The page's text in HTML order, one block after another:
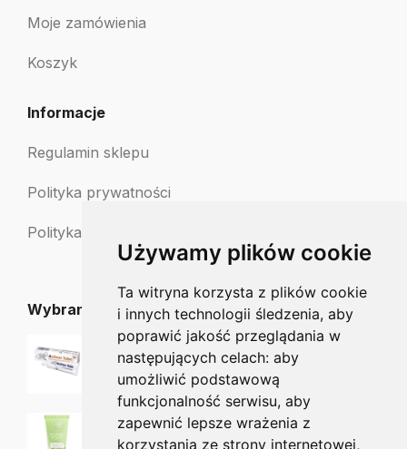
Używamy plików cookie
Ta witryna korzysta z plików cookie
i innych technologii śledzenia, aby
poprawić jakość przeglądania w
następujących celach: aby
umożliwić podstawową
funkcjonalność serwisu, aby
zapewnić lepsze wrażenia z
korzystania ze strony internetowej,
Moje zamówienia
Koszyk
Informacje
Regulamin sklepu
Polityka prywatności
Polityka zwrotów
Wybrane dla Ciebie
Miód Manuka Activon Tube 25 g
37.13zł
25.00zł 20.19zł